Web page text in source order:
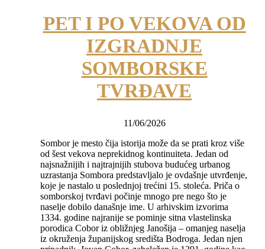
PET I PO VEKOVA OD
IZGRADNJE
SOMBORSKE
TVRĐAVE
11/06/2026
Sombor je mesto čija istorija može da se prati kroz više
od šest vekova neprekidnog kontinuiteta. Jedan od
najsnažnijih i najtrajnijih stubova budućeg urbanog
uzrastanja Sombora predstavljalo je ovdašnje utvrđenje,
koje je nastalo u poslednjoj trećini 15. stoleća. Priča o
somborskoj tvrđavi počinje mnogo pre nego što je
naselje dobilo današnje ime. U arhivskim izvorima
1334. godine najranije se pominje sitna vlastelinska
porodica Cobor iz obližnjeg Janošija – omanjeg naselja
iz okruženja županijskog središta Bodroga. Jedan njen